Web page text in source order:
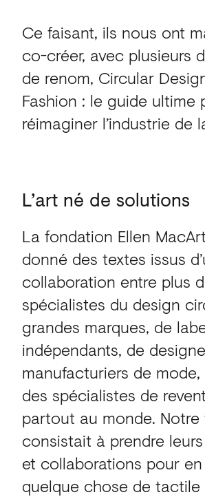
Ce faisant, ils nous ont
co-créer, avec plusieurs
de renom, Circular
Fashion : le guide ultime
réimaginer l’industrie de
L’art né de solutions
La fondation Ellen
donné des textes issus
collaboration entre plus
spécialistes du design
grandes marques, de
indépendants, de
manufacturiers de
des spécialistes de
partout au monde. Notre
consistait à prendre
et collaborations pour
quelque chose de tactile